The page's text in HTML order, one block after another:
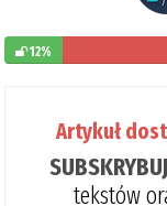
12%
Artykuł
SUBSKRYBUJ
tekstów